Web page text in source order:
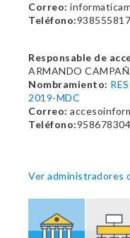
Correo:
Teléfono:938555817
Responsable de
ARMANDO
Nombramiento:
2019-MDC
Correo:
Teléfono:958678304
Ver administradores